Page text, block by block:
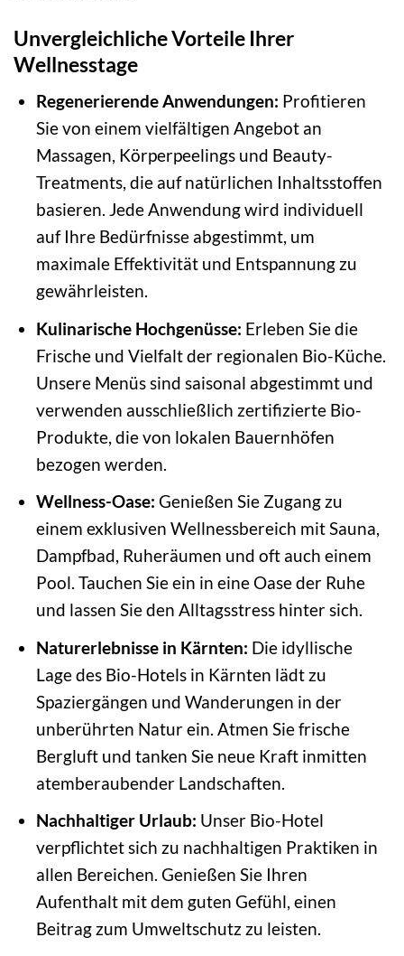
Unvergleichliche Vorteile Ihrer
Wellnesstage
Regenerierende Anwendungen: Profitieren
Sie von einem vielfältigen Angebot an
Massagen, Körperpeelings und Beauty-
Treatments, die auf natürlichen Inhaltsstoffen
basieren. Jede Anwendung wird individuell
auf Ihre Bedürfnisse abgestimmt, um
maximale Effektivität und Entspannung zu
gewährleisten.
Kulinarische Hochgenüsse: Erleben Sie die
Frische und Vielfalt der regionalen Bio-Küche.
Unsere Menüs sind saisonal abgestimmt und
verwenden ausschließlich zertifizierte Bio-
Produkte, die von lokalen Bauernhöfen
bezogen werden.
Wellness-Oase: Genießen Sie Zugang zu
einem exklusiven Wellnessbereich mit Sauna,
Dampfbad, Ruheräumen und oft auch einem
Pool. Tauchen Sie ein in eine Oase der Ruhe
und lassen Sie den Alltagsstress hinter sich.
Naturerlebnisse in Kärnten: Die idyllische
Lage des Bio-Hotels in Kärnten lädt zu
Spaziergängen und Wanderungen in der
unberührten Natur ein. Atmen Sie frische
Bergluft und tanken Sie neue Kraft inmitten
atemberaubender Landschaften.
Nachhaltiger Urlaub: Unser Bio-Hotel
verpflichtet sich zu nachhaltigen Praktiken in
allen Bereichen. Genießen Sie Ihren
Aufenthalt mit dem guten Gefühl, einen
Beitrag zum Umweltschutz zu leisten.